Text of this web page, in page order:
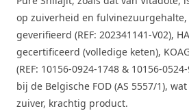
op zuiverheid en fulvinezuurgehalte,
geverifieerd (REF: 202341141-V02),
gecertificeerd (volledige keten),
(REF: 10156-0924-1748 & 10156-
bij de Belgische FOD (AS 5557/1),
zuiver, krachtig product.